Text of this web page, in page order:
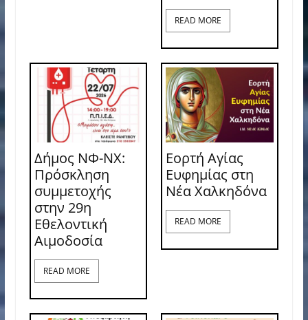
READ MORE
Δήμος ΝΦ-ΝΧ:
Πρόσκληση
συμμετοχής
στην 29η
Εθελοντική
Αιμοδοσία
READ MORE
Εορτή Αγίας
Ευφημίας στη
Νέα Χαλκηδόνα
READ MORE